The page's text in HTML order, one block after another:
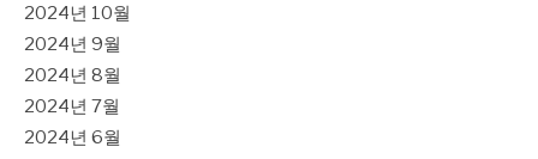
2024년 10월
2024년 9월
2024년 8월
2024년 7월
2024년 6월